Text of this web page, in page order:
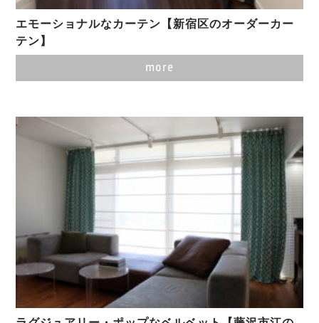
エモーショナルなカーテン【新宿区のオーダーカー
テン】
more